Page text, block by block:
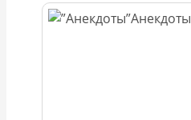
Анекдоты